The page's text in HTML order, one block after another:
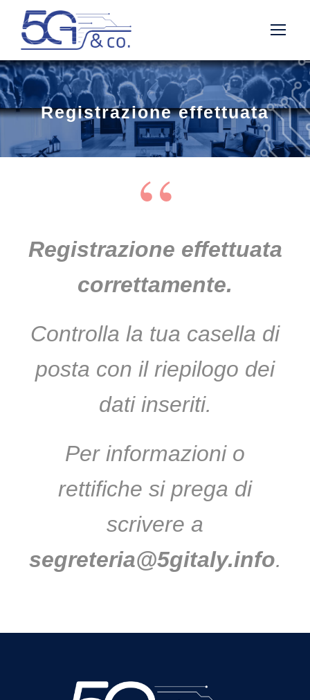
Registrazione effettuata
“
Registrazione effettuata
correttamente.
Controlla la tua casella di
posta con il riepilogo dei
dati inseriti.
Per informazioni o
rettifiche si prega di
scrivere a
segreteria@5gitaly.info.